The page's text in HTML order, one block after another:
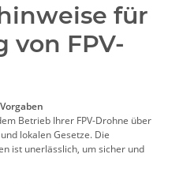
für
von FPV-
Betrieb Ihrer FPV-Drohne über
lokalen Gesetze. Die
ist unerlässlich, um sicher und